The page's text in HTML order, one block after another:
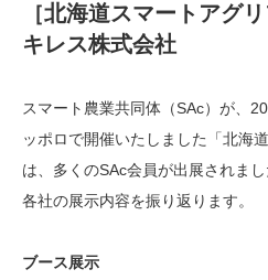
［北海道スマートアグ
キレス株式会社
スマート農業共同体（SAc）が、
ッポロで開催いたしました「北海
は、多くのSAc会員が出展されまし
各社の展示内容を振り返ります。
ブース展示